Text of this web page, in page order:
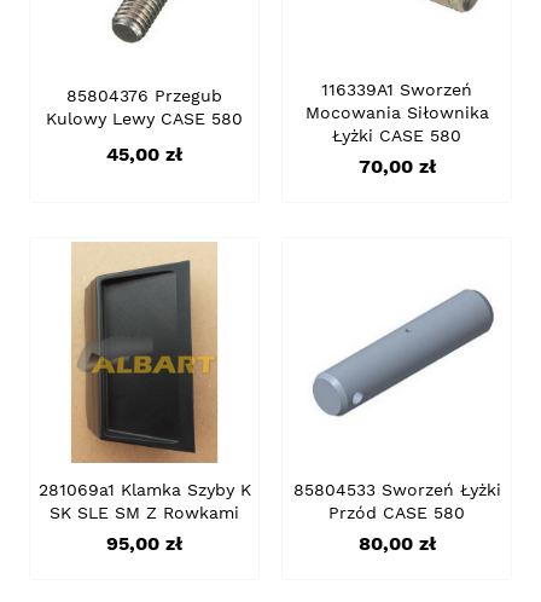
85804376 Przegub
Kulowy Lewy CASE 580
Cena
45,00 zł
116339A1 Sworzeń
Mocowania Siłownika
Łyżki CASE 580
Cena
70,00 zł
281069a1 Klamka Szyby K
SK SLE SM Z Rowkami
Cena
95,00 zł
85804533 Sworzeń Łyżki
Przód CASE 580
Cena
80,00 zł